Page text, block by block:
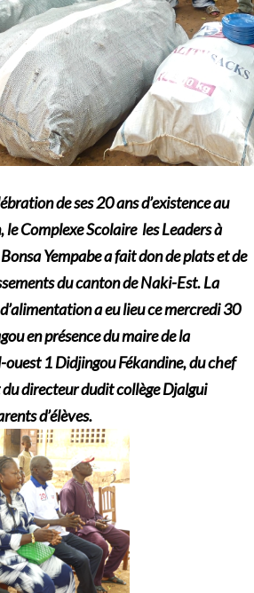
de ses 20 ans d’existence au
le Complexe Scolaire les Leaders à
Yempabe a fait don de plats et de
du canton de Naki-Est. La
a eu lieu ce mercredi 30
en présence du maire de la
1 Didjingou Fékandine, du chef
directeur dudit collège Djalgui
d’élèves.